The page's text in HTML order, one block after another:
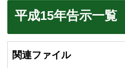
平成15年告示一覧
関連ファイル